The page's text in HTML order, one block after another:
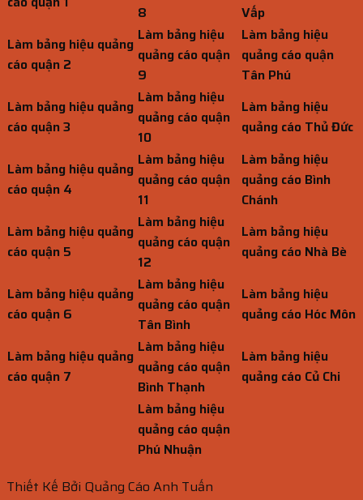
8
Vấp
Làm bảng hiệu quảng
cáo quận 2
Làm bảng hiệu
quảng cáo quận
9
Làm bảng hiệu
quảng cáo quận
Tân Phú
Làm bảng hiệu quảng
cáo quận 3
Làm bảng hiệu
quảng cáo quận
10
Làm bảng hiệu
quảng cáo Thủ Đức
Làm bảng hiệu quảng
cáo quận 4
Làm bảng hiệu
quảng cáo quận
11
Làm bảng hiệu
quảng cáo Bình
Chánh
Làm bảng hiệu quảng
cáo quận 5
Làm bảng hiệu
quảng cáo quận
12
Làm bảng hiệu
quảng cáo Nhà Bè
Làm bảng hiệu quảng
cáo quận 6
Làm bảng hiệu
quảng cáo quận
Tân Bình
Làm bảng hiệu
quảng cáo Hóc Môn
Làm bảng hiệu quảng
cáo quận 7
Làm bảng hiệu
quảng cáo quận
Bình Thạnh
Làm bảng hiệu
quảng cáo Củ Chi
Làm bảng hiệu
quảng cáo quận
Phú Nhuận
Thiết Kế Bởi Quảng Cáo Anh Tuấn